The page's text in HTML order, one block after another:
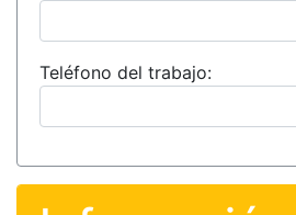
Teléfono del trabajo: